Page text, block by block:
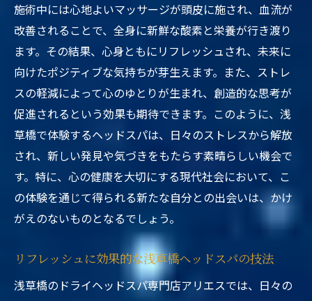
施術中には心地よいマッサージが頭皮に施され、血流が
改善されることで、全身に新鮮な酸素と栄養が行き渡り
ます。その結果、心身ともにリフレッシュされ、未来に
向けたポジティブな気持ちが芽生えます。また、ストレ
スの軽減によって心のゆとりが生まれ、創造的な思考が
促進されるという効果も期待できます。このように、浅
草橋で体験するヘッドスパは、日々のストレスから解放
され、新しい発見や気づきをもたらす素晴らしい機会で
す。特に、心の健康を大切にする現代社会において、こ
の体験を通じて得られる新たな自分との出会いは、かけ
がえのないものとなるでしょう。
リフレッシュに効果的な浅草橋ヘッドスパの技法
浅草橋のドライヘッドスパ専門店アリエスでは、日々の